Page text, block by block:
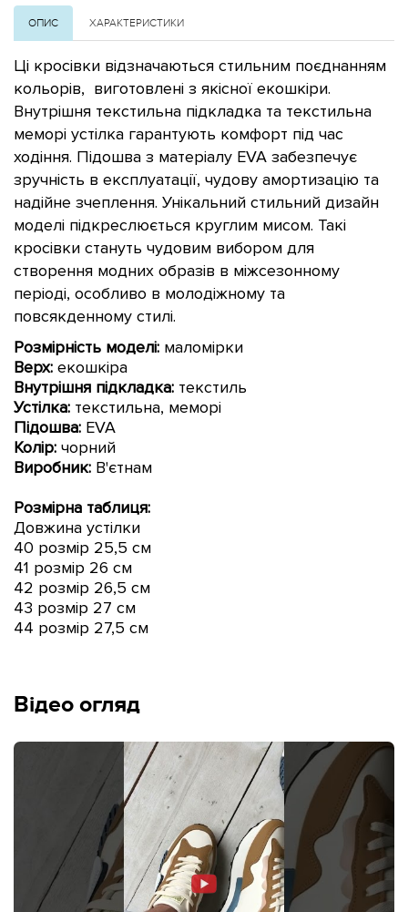
ОПИС ХАРАКТЕРИСТИКИ
Ці кросівки відзначаються стильним поєднанням
кольорів, виготовлені з якісної екошкіри.
Внутрішня текстильна підкладка та текстильна
меморі устілка гарантують комфорт під час
ходіння. Підошва з матеріалу EVA забезпечує
зручність в експлуатації, чудову амортизацію та
надійне зчеплення. Унікальний стильний дизайн
моделі підкреслюється круглим мисом. Такі
кросівки стануть чудовим вибором для
створення модних образів в міжсезонному
періоді, особливо в молодіжному та
повсякденному стилі.
Розмірність моделі: маломірки
Верх: екошкіра
Внутрішня підкладка: текстиль
Устілка: текстильна, меморі
Підошва: EVA
Колір: чорний
Виробник: В'єтнам
Розмірна таблиця:
Довжина устілки
40 розмір 25,5 см
41 розмір 26 см
42 розмір 26,5 см
43 розмір 27 см
44 розмір 27,5 см
Відео огляд